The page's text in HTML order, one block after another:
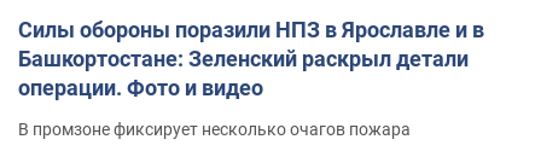
Силы обороны поразили НПЗ в Ярославле и в
Башкортостане: Зеленский раскрыл детали
операции. Фото и видео
В промзоне фиксирует несколько очагов пожара